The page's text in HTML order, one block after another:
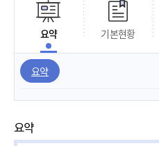
요약 기본현황
요약
요약